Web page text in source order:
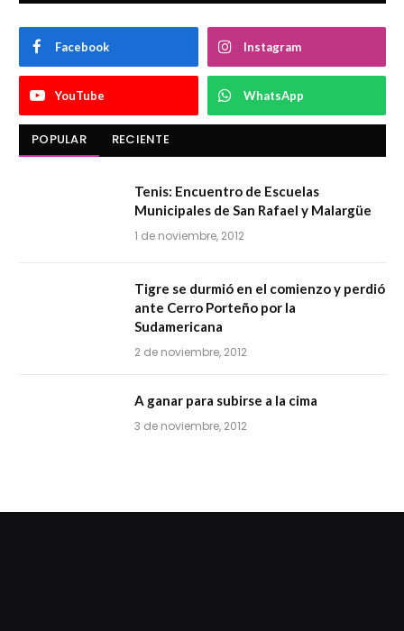
Facebook Instagram
YouTube WhatsApp
POPULAR RECIENTE
Tenis: Encuentro de Escuelas
Municipales de San Rafael y Malargüe
1 de noviembre, 2012
Tigre se durmió en el comienzo y perdió
ante Cerro Porteño por la
Sudamericana
2 de noviembre, 2012
A ganar para subirse a la cima
3 de noviembre, 2012